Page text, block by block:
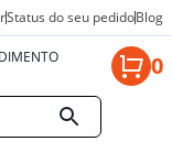
Status do seu pedidoBlog
0